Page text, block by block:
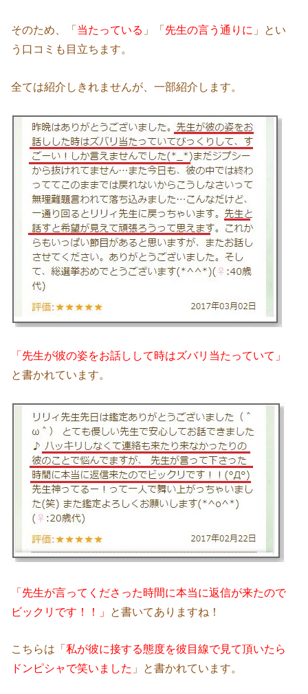
そのため、「 当たっている 」「 先生の言う通りに 」とい
う口コミも目立ちます。
全ては紹介しきれませんが、一部紹介します。
「先生が彼の姿をお話しして時はズバリ当たっていて」
と書かれています。
「先生が言ってくださった時間に本当に返信が来たので
ビックリです！！」 と書いてありますね！
こちらは「私が彼に接する態度を彼目線で見て頂いたら
ドンピシャで笑いました 」と書かれています。